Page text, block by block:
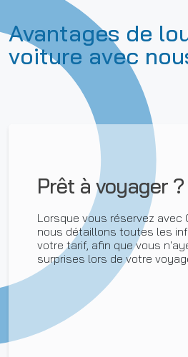
Avantages de
voiture avec
Prêt à voyager ?
Lorsque vous réservez avec
nous détaillons toutes les
votre tarif, afin que vous
surprises lors de votre